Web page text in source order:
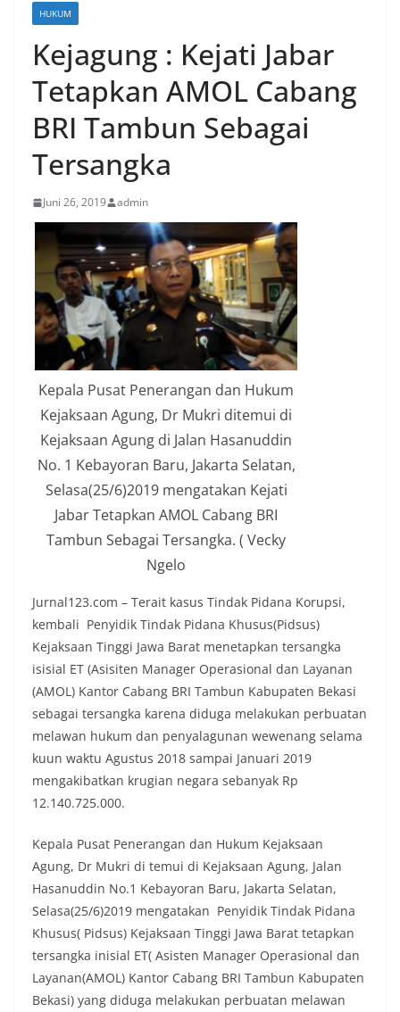
HUKUM
Kejagung : Kejati Jabar
Tetapkan AMOL Cabang
BRI Tambun Sebagai
Tersangka
Juni 26, 2019 admin
Kepala Pusat Penerangan dan Hukum
Kejaksaan Agung, Dr Mukri ditemui di
Kejaksaan Agung di Jalan Hasanuddin
No. 1 Kebayoran Baru, Jakarta Selatan,
Selasa(25/6)2019 mengatakan Kejati
Jabar Tetapkan AMOL Cabang BRI
Tambun Sebagai Tersangka. ( Vecky
Ngelo
Jurnal123.com – Terait kasus Tindak Pidana Korupsi,
kembali Penyidik Tindak Pidana Khusus(Pidsus)
Kejaksaan Tinggi Jawa Barat menetapkan tersangka
isisial ET (Asisiten Manager Operasional dan Layanan
(AMOL) Kantor Cabang BRI Tambun Kabupaten Bekasi
sebagai tersangka karena diduga melakukan perbuatan
melawan hukum dan penyalagunan wewenang selama
kuun waktu Agustus 2018 sampai Januari 2019
mengakibatkan krugian negara sebanyak Rp
12.140.725.000.
Kepala Pusat Penerangan dan Hukum Kejaksaan
Agung, Dr Mukri di temui di Kejaksaan Agung, Jalan
Hasanuddin No.1 Kebayoran Baru, Jakarta Selatan,
Selasa(25/6)2019 mengatakan Penyidik Tindak Pidana
Khusus( Pidsus) Kejaksaan Tinggi Jawa Barat tetapkan
tersangka inisial ET( Asisten Manager Operasional dan
Layanan(AMOL) Kantor Cabang BRI Tambun Kabupaten
Bekasi) yang diduga melakukan perbuatan melawan